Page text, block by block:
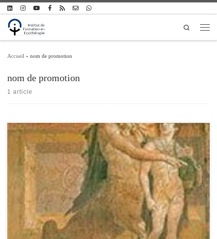
Passer au contenu
Search
Accueil » nom de promotion
nom de promotion
1 article
La première promotion de l’IFEq (Institut de Formation en Equithérapie) a choisi
d’être nommée d’après le Centaure Chiron. Reconnu pour sa grande sagesse et ses
nombreuses connaissances, ce Centaure se vit offrir l’immortalité par les Dieux et
les Hommes lui confièrent l’éducation de nombreux héros. En adoptant ce nom, la
promotion […]